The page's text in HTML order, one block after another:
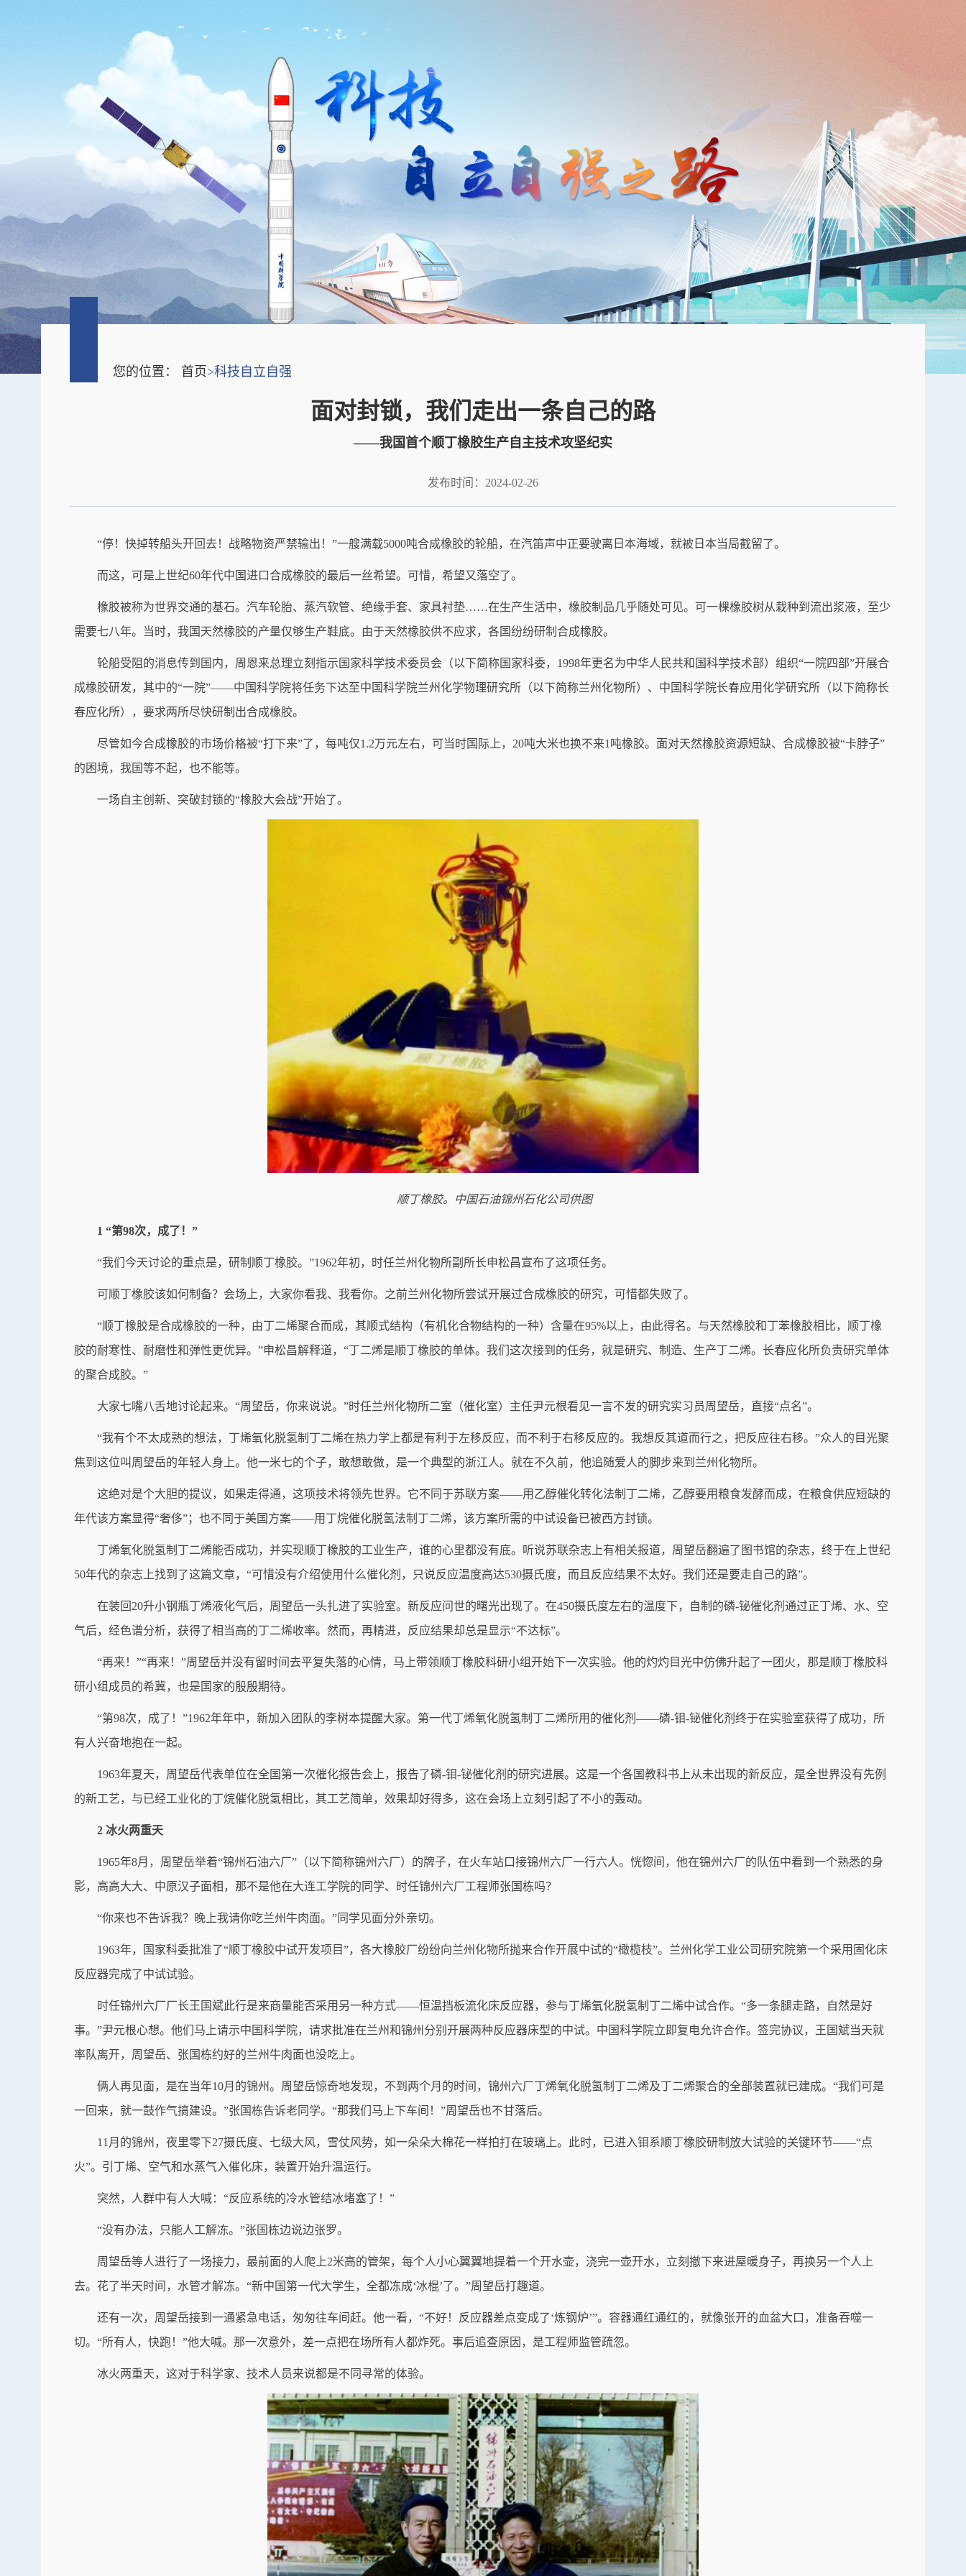
您的位置： 首页>科技自立自强
面对封锁，我们走出一条自己的路
——我国首个顺丁橡胶生产自主技术攻坚纪实
发布时间：2024-02-26
“停！快掉转船头开回去！战略物资严禁输出！”一艘满载5000吨合成橡胶的轮船，在汽笛声中正要驶离日本海域，就被日本当局截留了。
而这，可是上世纪60年代中国进口合成橡胶的最后一丝希望。可惜，希望又落空了。
橡胶被称为世界交通的基石。汽车轮胎、蒸汽软管、绝缘手套、家具衬垫……在生产生活中，橡胶制品几乎随处可见。可一棵橡胶树从栽种到流出浆液，至少
需要七八年。当时，我国天然橡胶的产量仅够生产鞋底。由于天然橡胶供不应求，各国纷纷研制合成橡胶。
轮船受阻的消息传到国内，周恩来总理立刻指示国家科学技术委员会（以下简称国家科委，1998年更名为中华人民共和国科学技术部）组织“一院四部”开展合
成橡胶研发，其中的“一院”——中国科学院将任务下达至中国科学院兰州化学物理研究所（以下简称兰州化物所）、中国科学院长春应用化学研究所（以下简称长
春应化所），要求两所尽快研制出合成橡胶。
尽管如今合成橡胶的市场价格被“打下来”了，每吨仅1.2万元左右，可当时国际上，20吨大米也换不来1吨橡胶。面对天然橡胶资源短缺、合成橡胶被“卡脖子”
的困境，我国等不起，也不能等。
一场自主创新、突破封锁的“橡胶大会战”开始了。
顺丁橡胶。中国石油锦州石化公司供图
1 “第98次，成了！”
“我们今天讨论的重点是，研制顺丁橡胶。”1962年初，时任兰州化物所副所长申松昌宣布了这项任务。
可顺丁橡胶该如何制备？会场上，大家你看我、我看你。之前兰州化物所尝试开展过合成橡胶的研究，可惜都失败了。
“顺丁橡胶是合成橡胶的一种，由丁二烯聚合而成，其顺式结构（有机化合物结构的一种）含量在95%以上，由此得名。与天然橡胶和丁苯橡胶相比，顺丁橡
胶的耐寒性、耐磨性和弹性更优异。”申松昌解释道，“丁二烯是顺丁橡胶的单体。我们这次接到的任务，就是研究、制造、生产丁二烯。长春应化所负责研究单体
的聚合成胶。”
大家七嘴八舌地讨论起来。“周望岳，你来说说。”时任兰州化物所二室（催化室）主任尹元根看见一言不发的研究实习员周望岳，直接“点名”。
“我有个不太成熟的想法，丁烯氧化脱氢制丁二烯在热力学上都是有利于左移反应，而不利于右移反应的。我想反其道而行之，把反应往右移。”众人的目光聚
焦到这位叫周望岳的年轻人身上。他一米七的个子，敢想敢做，是一个典型的浙江人。就在不久前，他追随爱人的脚步来到兰州化物所。
这绝对是个大胆的提议，如果走得通，这项技术将领先世界。它不同于苏联方案——用乙醇催化转化法制丁二烯，乙醇要用粮食发酵而成，在粮食供应短缺的
年代该方案显得“奢侈”；也不同于美国方案——用丁烷催化脱氢法制丁二烯，该方案所需的中试设备已被西方封锁。
丁烯氧化脱氢制丁二烯能否成功，并实现顺丁橡胶的工业生产，谁的心里都没有底。听说苏联杂志上有相关报道，周望岳翻遍了图书馆的杂志，终于在上世纪
50年代的杂志上找到了这篇文章，“可惜没有介绍使用什么催化剂，只说反应温度高达530摄氏度，而且反应结果不太好。我们还是要走自己的路”。
在装回20升小钢瓶丁烯液化气后，周望岳一头扎进了实验室。新反应问世的曙光出现了。在450摄氏度左右的温度下，自制的磷-铋催化剂通过正丁烯、水、空
气后，经色谱分析，获得了相当高的丁二烯收率。然而，再精进，反应结果却总是显示“不达标”。
“再来！”“再来！”周望岳并没有留时间去平复失落的心情，马上带领顺丁橡胶科研小组开始下一次实验。他的灼灼目光中仿佛升起了一团火，那是顺丁橡胶科
研小组成员的希冀，也是国家的殷殷期待。
“第98次，成了！”1962年年中，新加入团队的李树本提醒大家。第一代丁烯氧化脱氢制丁二烯所用的催化剂——磷-钼-铋催化剂终于在实验室获得了成功，所
有人兴奋地抱在一起。
1963年夏天，周望岳代表单位在全国第一次催化报告会上，报告了磷-钼-铋催化剂的研究进展。这是一个各国教科书上从未出现的新反应，是全世界没有先例
的新工艺，与已经工业化的丁烷催化脱氢相比，其工艺简单，效果却好得多，这在会场上立刻引起了不小的轰动。
2 冰火两重天
1965年8月，周望岳举着“锦州石油六厂”（以下简称锦州六厂）的牌子，在火车站口接锦州六厂一行六人。恍惚间，他在锦州六厂的队伍中看到一个熟悉的身
影，高高大大、中原汉子面相，那不是他在大连工学院的同学、时任锦州六厂工程师张国栋吗？
“你来也不告诉我？晚上我请你吃兰州牛肉面。”同学见面分外亲切。
1963年，国家科委批准了“顺丁橡胶中试开发项目”，各大橡胶厂纷纷向兰州化物所抛来合作开展中试的“橄榄枝”。兰州化学工业公司研究院第一个采用固化床
反应器完成了中试试验。
时任锦州六厂厂长王国斌此行是来商量能否采用另一种方式——恒温挡板流化床反应器，参与丁烯氧化脱氢制丁二烯中试合作。“多一条腿走路，自然是好
事。”尹元根心想。他们马上请示中国科学院，请求批准在兰州和锦州分别开展两种反应器床型的中试。中国科学院立即复电允许合作。签完协议，王国斌当天就
率队离开，周望岳、张国栋约好的兰州牛肉面也没吃上。
俩人再见面，是在当年10月的锦州。周望岳惊奇地发现，不到两个月的时间，锦州六厂丁烯氧化脱氢制丁二烯及丁二烯聚合的全部装置就已建成。“我们可是
一回来，就一鼓作气搞建设。”张国栋告诉老同学。“那我们马上下车间！”周望岳也不甘落后。
11月的锦州，夜里零下27摄氏度、七级大风，雪仗风势，如一朵朵大棉花一样拍打在玻璃上。此时，已进入钼系顺丁橡胶研制放大试验的关键环节——“点
火”。引丁烯、空气和水蒸气入催化床，装置开始升温运行。
突然，人群中有人大喊：“反应系统的冷水管结冰堵塞了！”
“没有办法，只能人工解冻。”张国栋边说边张罗。
周望岳等人进行了一场接力，最前面的人爬上2米高的管架，每个人小心翼翼地提着一个开水壶，浇完一壶开水，立刻撤下来进屋暖身子，再换另一个人上
去。花了半天时间，水管才解冻。“新中国第一代大学生，全都冻成‘冰棍’了。”周望岳打趣道。
还有一次，周望岳接到一通紧急电话，匆匆往车间赶。他一看，“不好！反应器差点变成了‘炼钢炉’”。容器通红通红的，就像张开的血盆大口，准备吞噬一
切。“所有人，快跑！”他大喊。那一次意外，差一点把在场所有人都炸死。事后追查原因，是工程师监管疏忽。
冰火两重天，这对于科学家、技术人员来说都是不同寻常的体验。